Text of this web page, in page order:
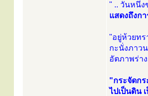
" .. วันหนึ่
แสดงถึงก
"อยู่ห้วยทร
กะนั่งภาว
อัตภาพร่า
"กระจัดก
ไปเป็นดิน